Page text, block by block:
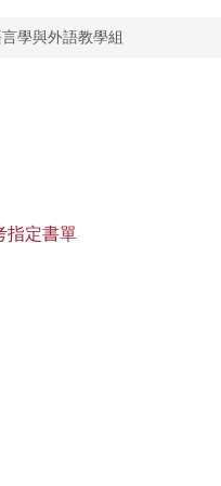
學與外語教學組
指定書單